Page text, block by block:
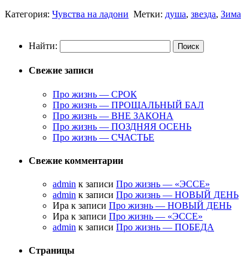
Категория: Чувства на ладони Метки: душа, звезда, Зима
Найти:
Свежие записи
Про жизнь — СРОК
Про жизнь — ПРОЩАЛЬНЫЙ БАЛ
Про жизнь — ВНЕ ЗАКОНА
Про жизнь — ПОЗДНЯЯ ОСЕНЬ
Про жизнь — СЧАСТЬЕ
Свежие комментарии
admin к записи Про жизнь — «ЭССЕ»
admin к записи Про жизнь — НОВЫЙ ДЕНЬ
Ира к записи Про жизнь — НОВЫЙ ДЕНЬ
Ира к записи Про жизнь — «ЭССЕ»
admin к записи Про жизнь — ПОБЕДА
Страницы